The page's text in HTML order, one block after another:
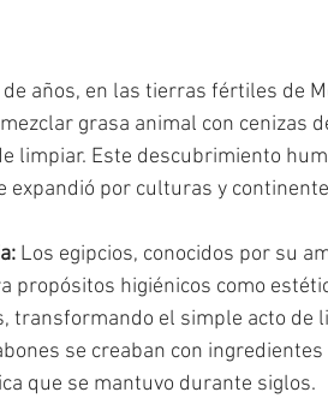
años, en las tierras fértiles de
grasa animal con cenizas
limpiar. Este descubrimiento
expandió por culturas y
Los egipcios, conocidos por su
propósitos higiénicos como
transformando el simple acto de
se creaban con
que se mantuvo durante siglos.